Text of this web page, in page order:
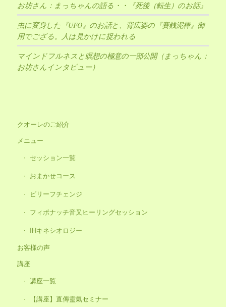
お坊さん：まっちゃんの語る・・『死後（転生）のお話』
虫に変身した『UFO』のお話と、背広姿の『賽銭泥棒』御
用でござる。人は見かけに捉われる
マインドフルネスと瞑想の極意の一部公開（まっちゃん：
お坊さんインタビュー）
クオーレのご紹介
メニュー
セッション一覧
おまかせコース
ビリーフチェンジ
フィボナッチ音叉ヒーリングセッション
IHキネシオロジー
お客様の声
講座
講座一覧
【講座】直傳靈氣セミナー